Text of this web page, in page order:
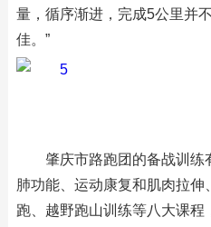
量，循序渐进，完成5公里并
佳。”
肇庆市路跑团的备战训练
肺功能、运动康复和肌肉拉
跑、越野跑山训练等八大课